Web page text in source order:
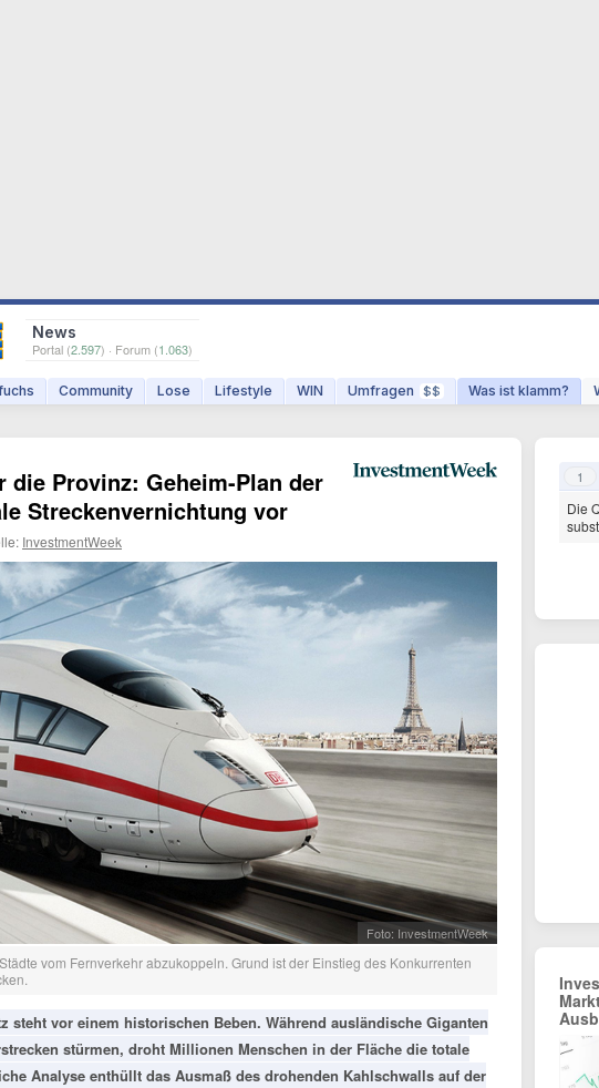
News
Portal (2.597) · Forum (1.063)
Community Lose Lifestyle WIN Umfragen $$ Was ist klamm?
die Provinz: Geheim-Plan der
Streckenvernichtung vor
InvestmentWeek
Foto: InvestmentWeek
vom Fernverkehr abzukoppeln. Grund ist der Einstieg des Konkurrenten
steht vor einem historischen Beben. Während ausländische Giganten
stürmen, droht Millionen Menschen in der Fläche die totale
Analyse enthüllt das Ausmaß des drohenden Kahlschwalls auf der
1
Die